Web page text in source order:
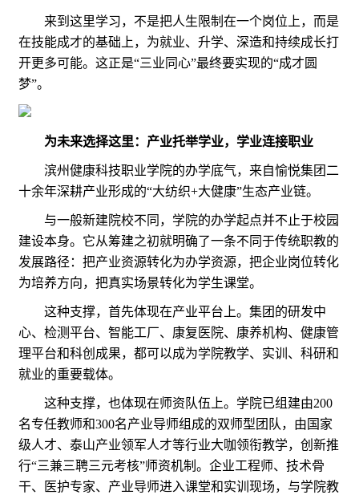
来到这里学习，不是把人生限制在一个岗位上，而是
在技能成才的基础上，为就业、升学、深造和持续成长打
开更多可能。这正是“三业同心”最终要实现的“成才圆
梦”。
为未来选择这里：产业托举学业，学业连接职业
滨州健康科技职业学院的办学底气，来自愉悦集团二
十余年深耕产业形成的“大纺织+大健康”生态产业链。
与一般新建院校不同，学院的办学起点并不止于校园
建设本身。它从筹建之初就明确了一条不同于传统职教的
发展路径：把产业资源转化为办学资源，把企业岗位转化
为培养方向，把真实场景转化为学生课堂。
这种支撑，首先体现在产业平台上。集团的研发中
心、检测平台、智能工厂、康复医院、康养机构、健康管
理平台和科创成果，都可以成为学院教学、实训、科研和
就业的重要载体。
这种支撑，也体现在师资队伍上。学院已组建由200
名专任教师和300名产业导师组成的双师型团队，由国家
级人才、泰山产业领军人才等行业大咖领衔教学，创新推
行“三兼三聘三元考核”师资机制。企业工程师、技术骨
干、医护专家、产业导师进入课堂和实训现场，与学院教